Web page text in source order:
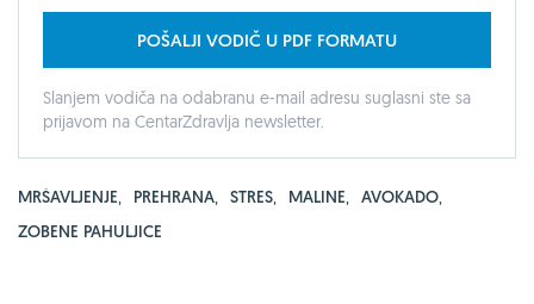
POŠALJI VODIČ U PDF FORMATU
Slanjem vodiča na odabranu e-mail adresu suglasni ste sa
prijavom na CentarZdravlja newsletter.
MRŠAVLJENJE, PREHRANA, STRES, MALINE, AVOKADO,
ZOBENE PAHULJICE